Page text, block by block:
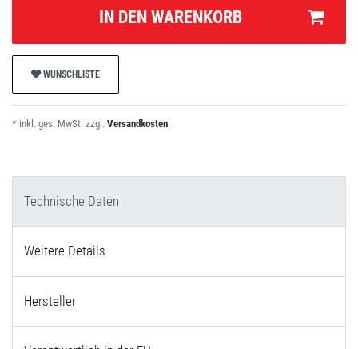
IN DEN WARENKORB
WUNSCHLISTE
* inkl. ges. MwSt. zzgl. Versandkosten
Technische Daten
Weitere Details
Hersteller